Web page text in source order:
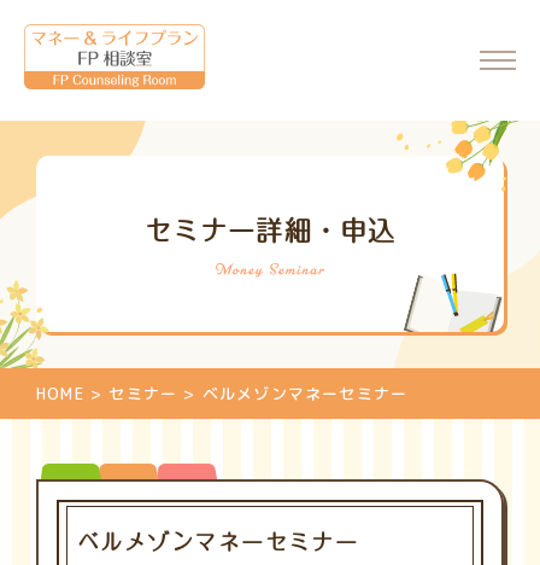
FP相談室について
ご相談・料金について
個別相談のご案内
相談申込
セミナー詳細・申込
HOME > セミナー > ベルメゾンマネーセミナー
ベルメゾンマネーセミナー